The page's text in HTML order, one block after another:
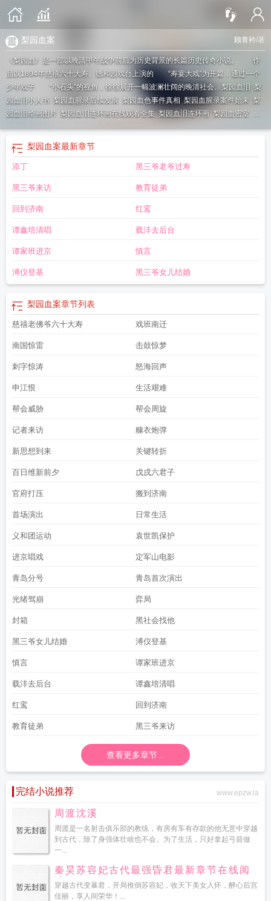
顾青衿/著
梨园血案
《梨园血》是一部以晚清甲午战争前后为历史背景的长篇历史传奇小说。 作
品以1894年慈禧六十大寿、德和园戏台上演的 “寿宴大戏”为开篇，通过一个
少年戏子 “小石头”的视角，徐徐展开一幅波澜壮阔的晚清社会…梨园血泪 梨
园血泪小人书 梨园血腥录后续发展 梨园血色事件真相 梨园血腥录案件始末 梨
园血泪绘画图片 梨园血泪连环画在线观看全集梨园血泪连环画 梨园血密室 梨
梨园血案最新章节
添丁 黑三爷老爷过寿
黑三爷来访 教育徒弟
回到济南 红鸾
谭鑫培清唱 载沣去后台
谭家班进京 慎言
溥仪登基 黑三爷女儿结婚
梨园血案章节列表
慈禧老佛爷六十大寿 戏班南迁
南国惊雷 击鼓惊梦
刺字惊涛 怒海回声
申江恨 生活艰难
帮会威胁 帮会周旋
记者来访 糠衣炮弹
新思想到来 关键转折
百日维新前夕 戊戌六君子
官府打压 搬到济南
首场演出 日常生活
义和团运动 袁世凯保护
进京唱戏 定军山电影
青岛分号 青岛首次演出
光绪驾崩 弈局
封箱 黑社会找他
黑三爷女儿结婚 溥仪登基
慎言 谭家班进京
载沣去后台 谭鑫培清唱
红鸾 回到济南
教育徒弟 黑三爷来访
查看更多章节...
完结小说推荐 www.epzw.la
周渡沈溪
周渡是一名射击俱乐部的教练，有房有车有存款的他无意中穿越
到古代，除了身强体壮啥也不会。为了生活，只好拿起弓箭做
一...
秦昊苏容妃古代最强昏君最新章节在线阅
读
穿越古代变暴君，开局推倒苏容妃，收天下美女入怀，醉心后宫
佳丽，享人间荣华！...